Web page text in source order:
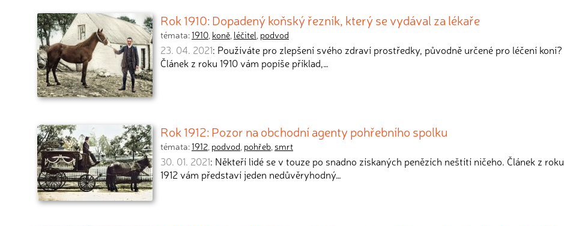
Rok 1910: Dopadený koňský řezník, který se vydával za lékaře
témata:1910, koně, léčitel, podvod
23. 04. 2021: Používáte pro zlepšení svého zdraví prostředky, původně určené pro léčení koní?
Článek z roku 1910 vám popíše příklad,…
Rok 1912: Pozor na obchodní agenty pohřebního spolku
témata:1912, podvod, pohřeb, smrt
30. 01. 2021: Někteří lidé se v touze po snadno získaných penězích neštítí ničeho. Článek z roku
1912 vám představí jeden nedůvěryhodný…